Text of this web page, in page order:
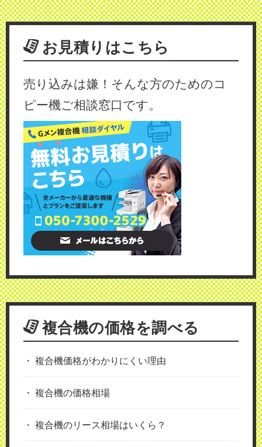
お見積りはこちら
売り込みは嫌！そんな方のためのコ
ピー機ご相談窓口です。
複合機の価格を調べる
複合機価格がわかりにくい理由
複合機の価格相場
複合機のリース相場はいくら？